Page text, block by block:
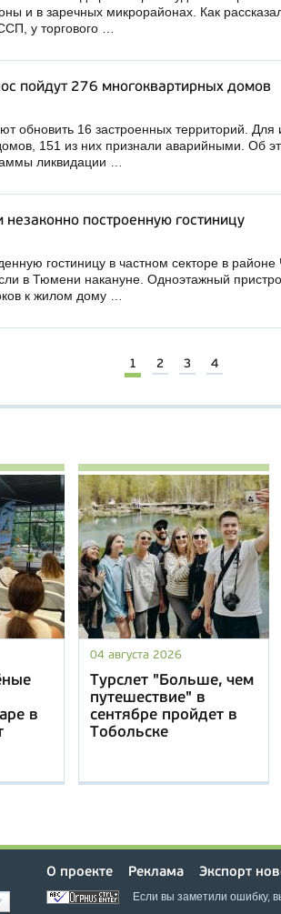
и в заречных микрорайонах. Как
у торгового …
пойдут 276 многоквартирных домов
обновить 16 застроенных территорий. Для
151 из них признали аварийными. Об
ликвидации …
построенную гостиницу
гостиницу в частном секторе в районе
в Тюмени накануне. Одноэтажный
к жилом дому …
1 2 3 4
в
04 августа 2026
Турслет "Больше, чем
путешествие" в
сентябре пройдет в
Тобольске
О проекте Реклама Экспорт
Если вы заметили ошибку,